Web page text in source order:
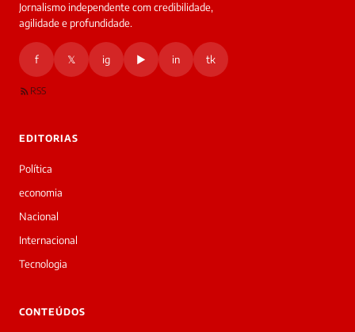
Oi!
Bom
dia!
a
Laura,
▷
Jornalismo independente com credibilidade,
agilidade e profundidade.
f 𝕏 ig ▶ in tk
RSS
EDITORIAS
Política
economia
Nacional
Internacional
Tecnologia
CONTEÚDOS